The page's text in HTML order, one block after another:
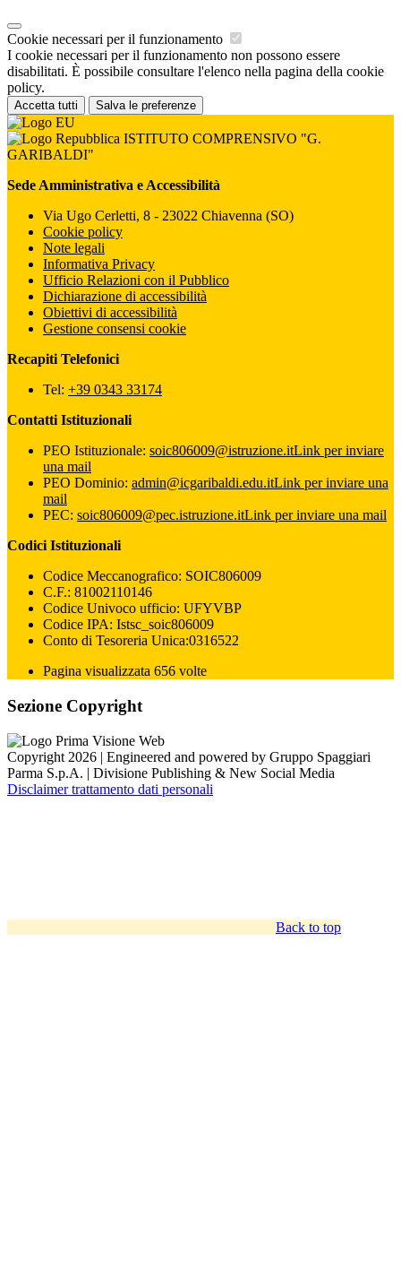
Cookie necessari per il funzionamento
I cookie necessari per il funzionamento non possono essere
disabilitati. È possibile consultare l'elenco nella pagina della cookie
policy.
Accetta tutti Salva le preferenze
ISTITUTO COMPRENSIVO "G.
GARIBALDI"
Sede Amministrativa e Accessibilità
Via Ugo Cerletti, 8 - 23022 Chiavenna (SO)
Cookie policy
Note legali
Informativa Privacy
Ufficio Relazioni con il Pubblico
Dichiarazione di accessibilità
Obiettivi di accessibilità
Gestione consensi cookie
Recapiti Telefonici
Tel: +39 0343 33174
Contatti Istituzionali
PEO Istituzionale: soic806009@istruzione.itLink per inviare
una mail
PEO Dominio: admin@icgaribaldi.edu.itLink per inviare una
mail
PEC: soic806009@pec.istruzione.itLink per inviare una mail
Codici Istituzionali
Codice Meccanografico: SOIC806009
C.F.: 81002110146
Codice Univoco ufficio: UFYVBP
Codice IPA: Istsc_soic806009
Conto di Tesoreria Unica:0316522
Pagina visualizzata 656 volte
Sezione Copyright
Copyright 2026 | Engineered and powered by Gruppo Spaggiari
Parma S.p.A. | Divisione Publishing & New Social Media
Disclaimer trattamento dati personali
Back to top